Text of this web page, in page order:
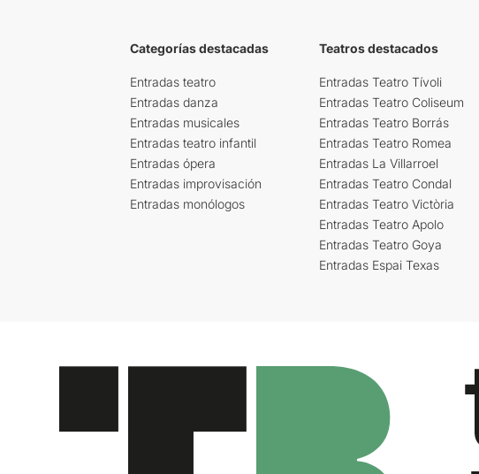
Categorías destacadas
Entradas teatro
Entradas danza
Entradas musicales
Entradas teatro infantil
Entradas ópera
Entradas improvisación
Entradas monólogos
Teatros destacados
Entradas Teatro Tívoli
Entradas Teatro Coliseum
Entradas Teatro Borrás
Entradas Teatro Romea
Entradas La Villarroel
Entradas Teatro Condal
Entradas Teatro Victòria
Entradas Teatro Apolo
Entradas Teatro Goya
Entradas Espai Texas